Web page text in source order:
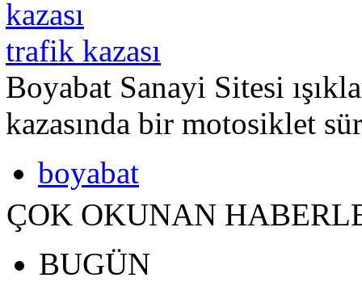
trafik kazası
Boyabat Sanayi Sitesi
kazasında bir motosiklet
boyabat
ÇOK OKUNAN
BUGÜN